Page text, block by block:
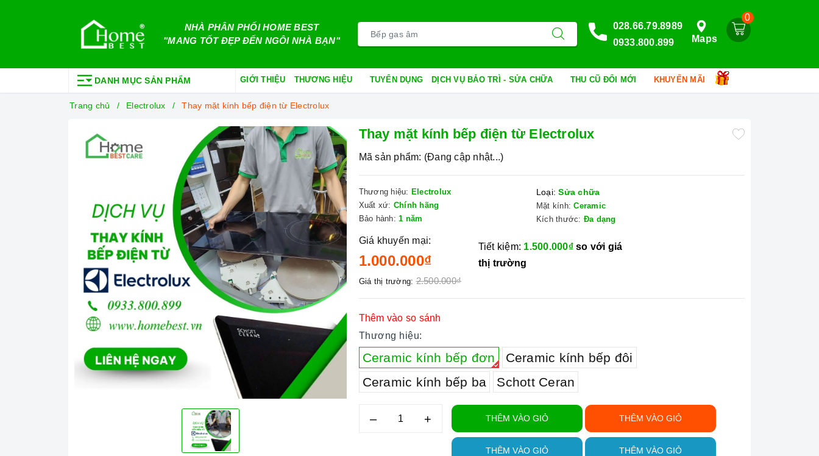
NHÀ PHÂN PHỐI HOME BEST
"MANG TỐT ĐẸP ĐẾN NGÔI NHÀ BẠN"
0
Maps
028.66.79.8989
0933.800.899
DANH MỤC SẢN PHẨM GIỚI THIỆU THƯƠNG HIỆU TUYỂN DỤNG DỊCH VỤ BẢO TRÌ - SỬA CHỮA THU CŨ ĐỔI MỚI KHUYẾN MÃI
Trang chủ Electrolux Thay mặt kính bếp điện từ Electrolux
Thay mặt kính bếp điện từ Electrolux
Mã sản phẩm: (Đang cập nhật...)
Thương hiệu: Electrolux
Xuất xứ: Chính hãng
Bảo hành: 1 năm
Loại: Sửa chữa
Mặt kính: Ceramic
Kích thước: Đa dạng
Giá khuyến mại:
1.000.000₫
Giá thị trường: 2.500.000₫
Tiết kiệm: 1.500.000₫so với giá
thị trường
Thêm vào so sánh
Thương hiệu:
Ceramic kính bếp đơn
Ceramic kính bếp đôi
Ceramic kính bếp ba
Schott Ceran
– + THÊM VÀO GIỎ THÊM VÀO GIỎ
THÊM VÀO GIỎ THÊM VÀO GIỎ